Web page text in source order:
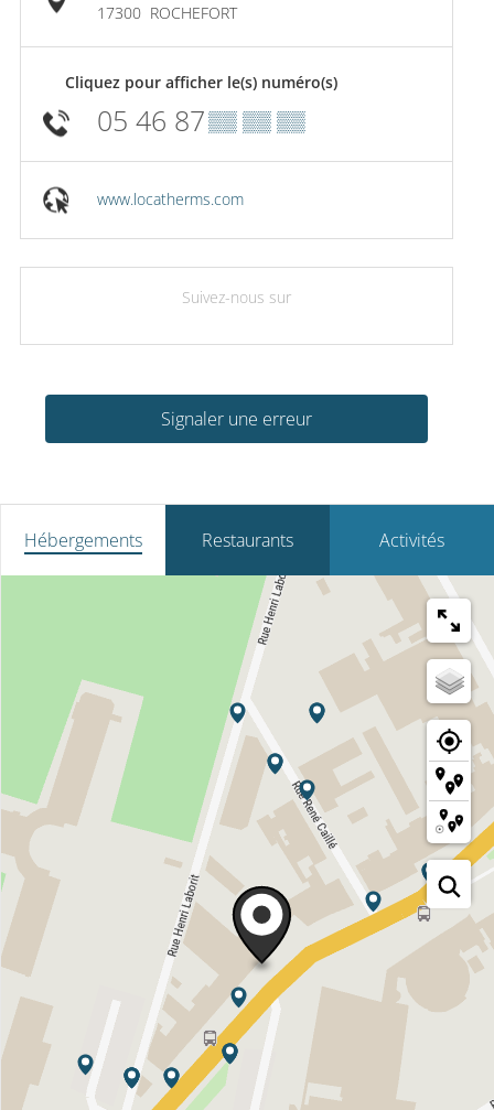
17300 ROCHEFORT
Cliquez pour afficher le(s) numéro(s)
05 46 87▒▒ ▒▒ ▒▒
www.locatherms.com
Suivez-nous sur
Signaler une erreur
Hébergements Restaurants Activités